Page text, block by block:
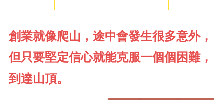
創業就像爬山，途中會發生很多意外，
但只要堅定信心就能克服一個個困難，
到達山頂。